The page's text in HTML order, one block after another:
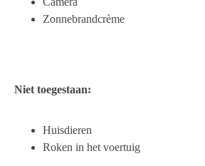
Zonnebrandcrème
Niet toegestaan:
Huisdieren
Roken in het voertuig